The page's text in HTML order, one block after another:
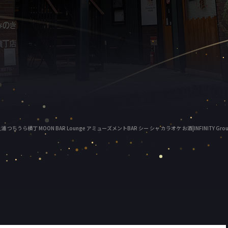
つちうら横丁 MOON BAR Lounge アミューズメントBAR シー シャ カラオケ お酒|INFINITY